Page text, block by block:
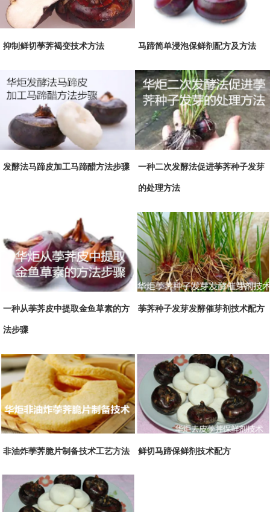
抑制鲜切荸荠褐变技术方法 马蹄简单浸泡保鲜剂配方及方法
发酵法马蹄皮加工马蹄醋方法步骤 一种二次发酵法促进荸荠种子发芽
的处理方法
一种从荸荠皮中提取金鱼草素的方
法步骤
荸荠种子发芽发酵催芽剂技术配方
非油炸荸荠脆片制备技术工艺方法 鲜切马蹄保鲜剂技术配方